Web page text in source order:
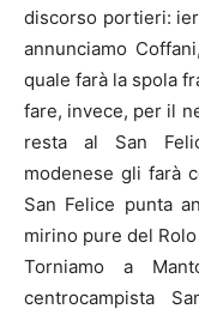
discorso portieri:
annunciamo
quale farà la spola
fare, invece, per il
resta al San
modenese gli farà
San Felice punta
mirino pure del
Torniamo a
centrocampista